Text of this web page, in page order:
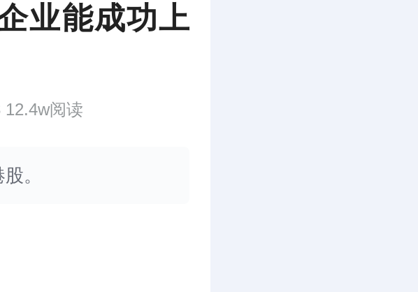
业能成功上
12.4w阅读
。